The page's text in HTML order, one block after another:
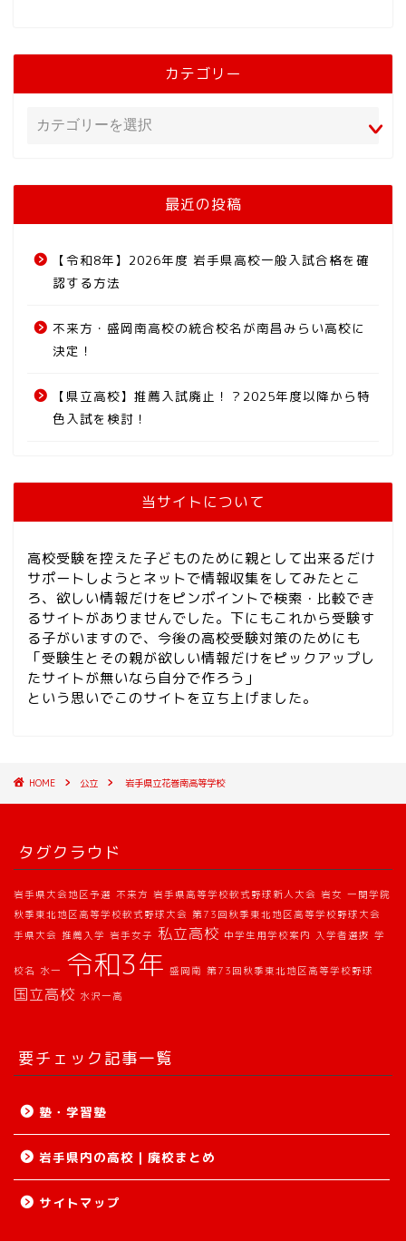
カテゴリー
最近の投稿
【令和8年】2026年度 岩手県高校一般入試合格を確
認する方法
不来方・盛岡南高校の統合校名が南昌みらい高校に
決定！
【県立高校】推薦入試廃止！？2025年度以降から特
色入試を検討！
当サイトについて
高校受験を控えた子どものために親として出来るだけ
サポートしようとネットで情報収集をしてみたとこ
ろ、欲しい情報だけをピンポイントで検索・比較でき
るサイトがありませんでした。下にもこれから受験す
る子がいますので、今後の高校受験対策のためにも
「受験生とその親が欲しい情報だけをピックアップし
たサイトが無いなら自分で作ろう」
という思いでこのサイトを立ち上げました。
HOME 公立 岩手県立花巻南高等学校
タグクラウド
岩手県大会地区予選 不来方 岩手県高等学校軟式野球新人大会 岩女 一関学院
秋季東北地区高等学校軟式野球大会 第73回秋季東北地区高等学校野球大会
手県大会 推薦入学 岩手女子 私立高校 中学生用学校案内 入学者選抜 学
校名 水一 令和3年 盛岡南 第73回秋季東北地区高等学校野球
国立高校 水沢一高
要チェック記事一覧
塾・学習塾
岩手県内の高校｜廃校まとめ
サイトマップ